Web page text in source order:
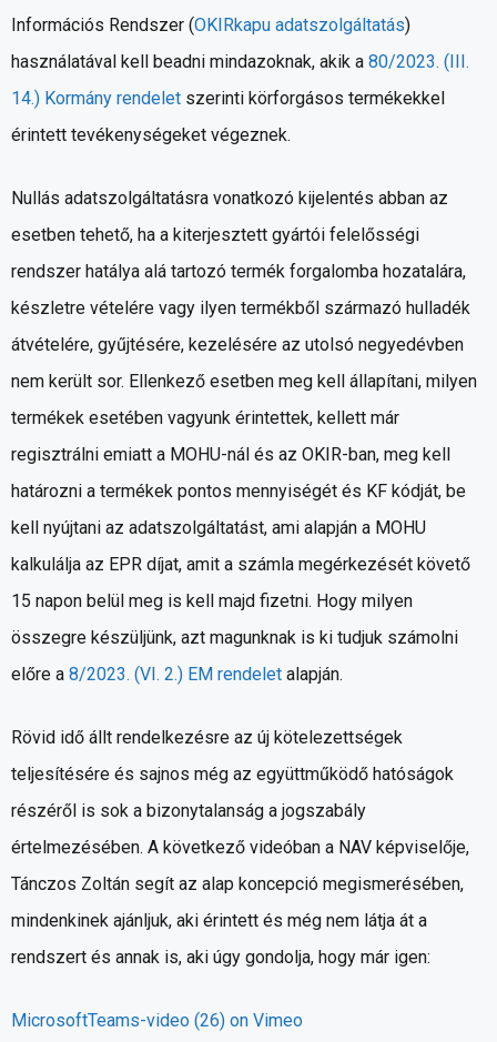
Információs Rendszer (OKIRkapu adatszolgáltatás)
használatával kell beadni mindazoknak, akik a 80/2023. (III.
14.) Kormány rendelet szerinti körforgásos termékekkel
érintett tevékenységeket végeznek.
Nullás adatszolgáltatásra vonatkozó kijelentés abban az
esetben tehető, ha a kiterjesztett gyártói felelősségi
rendszer hatálya alá tartozó termék forgalomba hozatalára,
készletre vételére vagy ilyen termékből származó hulladék
átvételére, gyűjtésére, kezelésére az utolsó negyedévben
nem került sor. Ellenkező esetben meg kell állapítani, milyen
termékek esetében vagyunk érintettek, kellett már
regisztrálni emiatt a MOHU-nál és az OKIR-ban, meg kell
határozni a termékek pontos mennyiségét és KF kódját, be
kell nyújtani az adatszolgáltatást, ami alapján a MOHU
kalkulálja az EPR díjat, amit a számla megérkezését követő
15 napon belül meg is kell majd fizetni. Hogy milyen
összegre készüljünk, azt magunknak is ki tudjuk számolni
előre a 8/2023. (VI. 2.) EM rendelet alapján.
Rövid idő állt rendelkezésre az új kötelezettségek
teljesítésére és sajnos még az együttműködő hatóságok
részéről is sok a bizonytalanság a jogszabály
értelmezésében. A következő videóban a NAV képviselője,
Tánczos Zoltán segít az alap koncepció megismerésében,
mindenkinek ajánljuk, aki érintett és még nem látja át a
rendszert és annak is, aki úgy gondolja, hogy már igen:
MicrosoftTeams-video (26) on Vimeo